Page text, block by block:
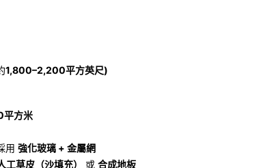
1,800–2,200平方英尺)
平方米
用 強化玻璃 + 金屬網
工草皮（沙填充） 或 合成地板